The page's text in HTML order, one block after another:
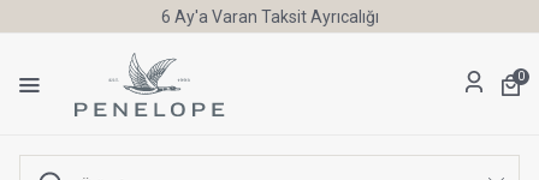
6 Ay'a Varan Taksit Ayrıcalığı
0